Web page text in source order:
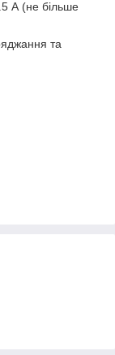
А (не більше
та